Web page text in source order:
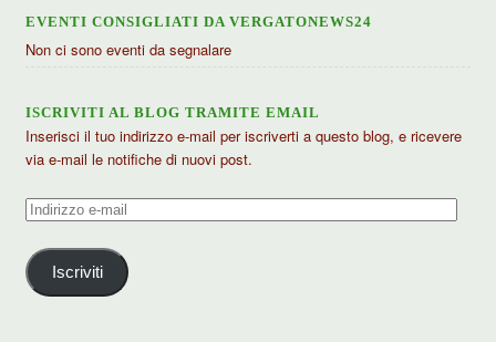
EVENTI CONSIGLIATI DA VERGATONEWS24
Non ci sono eventi da segnalare
ISCRIVITI AL BLOG TRAMITE EMAIL
Inserisci il tuo indirizzo e-mail per iscriverti a questo blog, e ricevere
via e-mail le notifiche di nuovi post.
Indirizzo
mail
Iscriviti